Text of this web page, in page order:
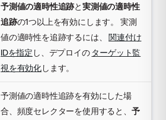
予測値の適時性追跡と実測値の適時性
追跡の1つ以上を有効にします。 実測
値の適時性を追跡するには、関連付け
IDを指定 し、デプロイの ターゲット監
視を有効化します。
予測値の適時性追跡を有効にした場
合、頻度セレクターを使用すると、 予